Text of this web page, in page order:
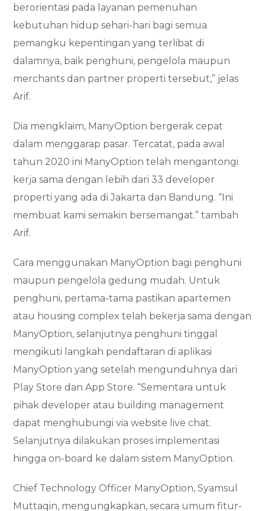
berorientasi pada layanan pemenuhan
kebutuhan hidup sehari-hari bagi semua
pemangku kepentingan yang terlibat di
dalamnya, baik penghuni, pengelola maupun
merchants dan partner properti tersebut,” jelas
Arif.
Dia mengklaim, ManyOption bergerak cepat
dalam menggarap pasar. Tercatat, pada awal
tahun 2020 ini ManyOption telah mengantongi
kerja sama dengan lebih dari 33 developer
properti yang ada di Jakarta dan Bandung. “Ini
membuat kami semakin bersemangat.” tambah
Arif.
Cara menggunakan ManyOption bagi penghuni
maupun pengelola gedung mudah. Untuk
penghuni, pertama-tama pastikan apartemen
atau housing complex telah bekerja sama dengan
ManyOption, selanjutnya penghuni tinggal
mengikuti langkah pendaftaran di aplikasi
ManyOption yang setelah mengunduhnya dari
Play Store dan App Store. “Sementara untuk
pihak developer atau building management
dapat menghubungi via website live chat.
Selanjutnya dilakukan proses implementasi
hingga on-board ke dalam sistem ManyOption.
Chief Technology Officer ManyOption, Syamsul
Muttaqin, mengungkapkan, secara umum fitur-